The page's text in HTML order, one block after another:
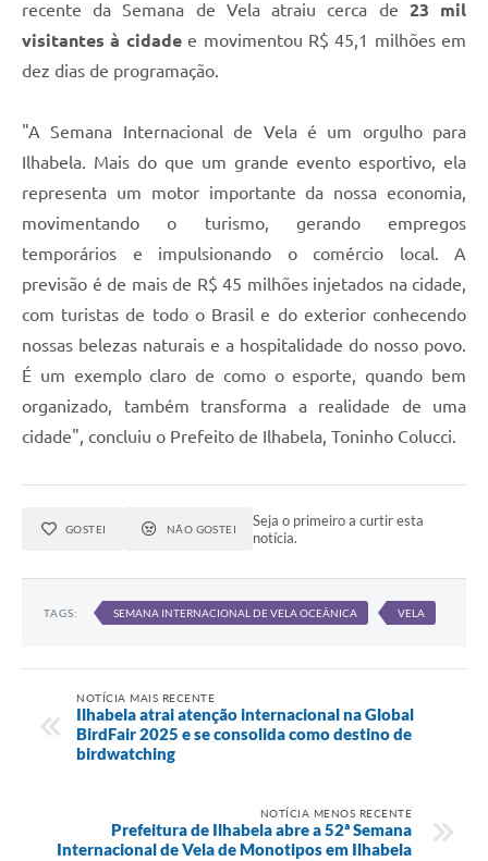
recente da Semana de Vela atraiu cerca de 23 mil
visitantes à cidadee movimentou R$ 45,1 milhões em
dez dias de programação.
"A Semana Internacional de Vela é um orgulho para
Ilhabela. Mais do que um grande evento esportivo, ela
representa um motor importante da nossa economia,
movimentando o turismo, gerando empregos
temporários e impulsionando o comércio local. A
previsão é de mais de R$ 45 milhões injetados na cidade,
com turistas de todo o Brasil e do exterior conhecendo
nossas belezas naturais e a hospitalidade do nosso povo.
É um exemplo claro de como o esporte, quando bem
organizado, também transforma a realidade de uma
cidade", concluiu o Prefeito de Ilhabela, Toninho Colucci.
GOSTEI NÃO GOSTEI
Seja o primeiro a curtir esta
notícia.
TAGS: SEMANA INTERNACIONAL DE VELA OCEÂNICA VELA
NOTÍCIA MAIS RECENTE
Ilhabela atrai atenção internacional na Global
BirdFair 2025 e se consolida como destino de
birdwatching
NOTÍCIA MENOS RECENTE
Prefeitura de Ilhabela abre a 52ª Semana
Internacional de Vela de Monotipos em Ilhabela